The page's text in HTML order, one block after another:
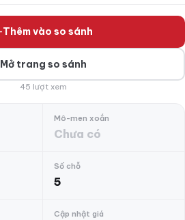
Thêm vào so sánh
Mở trang so sánh
45 lượt xem
Mô-men xoắn
Chưa có
Số chỗ
5
Cập nhật giá